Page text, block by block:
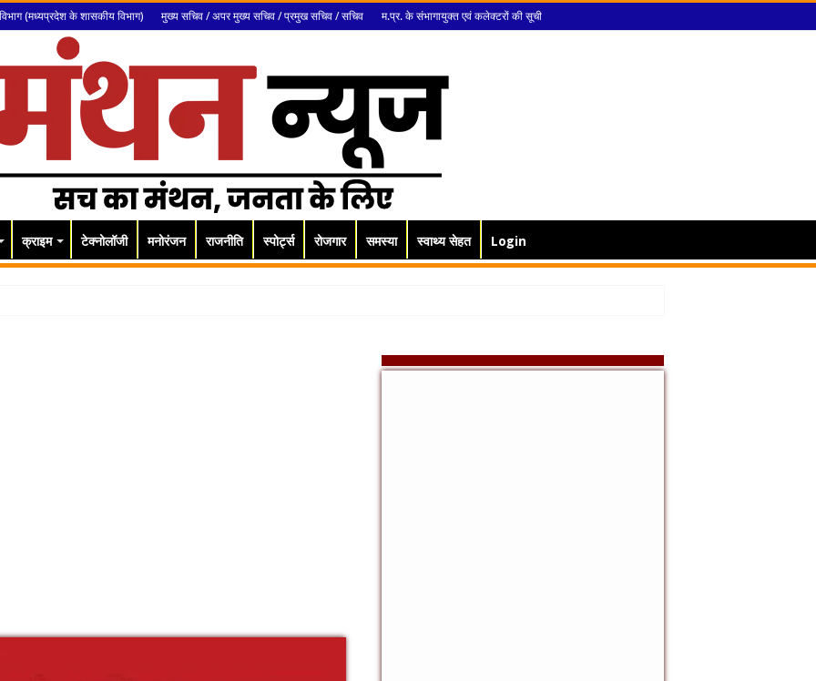
विभाग (मध्यप्रदेश के शासकीय विभाग) मुख्य सचिव / अपर मुख्य सचिव / प्रमुख सचिव / सचिव म.प्र. के संभागायुक्त एवं कलेक्टरों की सूची
क्राइम टेक्नोलॉजी मनोरंजन राजनीति स्पोर्ट्स रोजगार समस्या स्वाथ्य सेहत Login